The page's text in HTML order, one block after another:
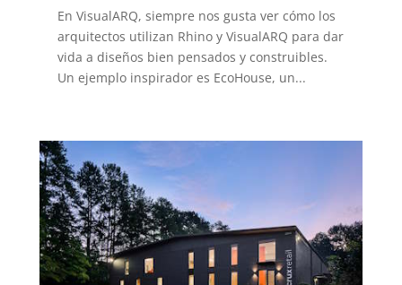
En VisualARQ, siempre nos gusta ver cómo los
arquitectos utilizan Rhino y VisualARQ para dar
vida a diseños bien pensados y construibles.
Un ejemplo inspirador es EcoHouse, un...